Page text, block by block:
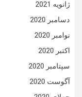
ژانویه 2021
دسامبر 2020
نوامبر 2020
اکتبر 2020
سپتامبر 2020
آگوست 2020